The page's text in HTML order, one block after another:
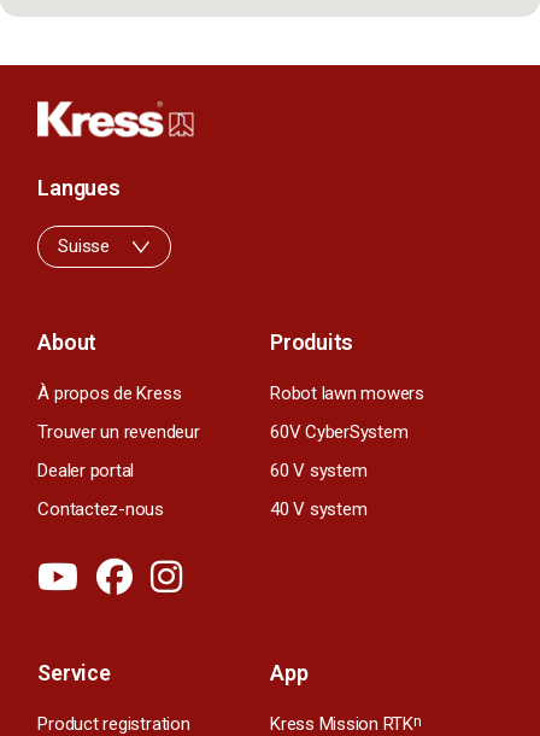
About
À propos de Kress
Trouver un revendeur
Dealer portal
Contactez-nous
Produits
Robot lawn mowers
60V CyberSystem
60 V system
40 V system
Service
Product registration
App
Kress Mission RTKn
Langues
Suisse